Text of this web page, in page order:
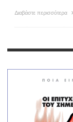
Διαβάστε περισσότερα